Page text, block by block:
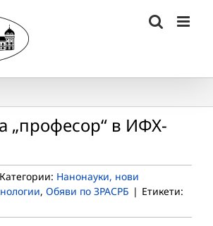
„професор“ в ИФХ-
Категории: Нанонауки, нови
, Обяви по ЗРАСРБ | Етикети: